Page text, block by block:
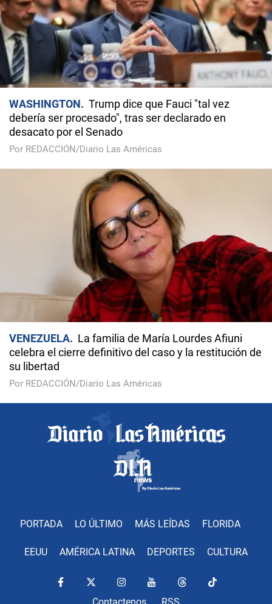
WASHINGTON
Trump dice que Fauci "tal vez
debería ser procesado", tras ser declarado en
desacato por el Senado
Por REDACCIÓN/Diario Las Américas
VENEZUELA
La familia de María Lourdes Afiuni
celebra el cierre definitivo del caso y la restitución de
su libertad
Por REDACCIÓN/Diario Las Américas
PORTADA LO ÚLTIMO MÁS LEÍDAS FLORIDA
EEUU AMÉRICA LATINA DEPORTES CULTURA